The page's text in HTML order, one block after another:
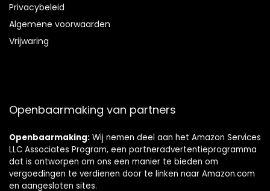
Privacybeleid
Algemene voorwaarden
Vrijwaring
Openbaarmaking van partners
Openbaarmaking: Wij nemen deel aan het Amazon Services
LLC Associates Program, een partneradvertentieprogramma
dat is ontworpen om ons een manier te bieden om
vergoedingen te verdienen door te linken naar Amazon.com
en aangesloten sites.